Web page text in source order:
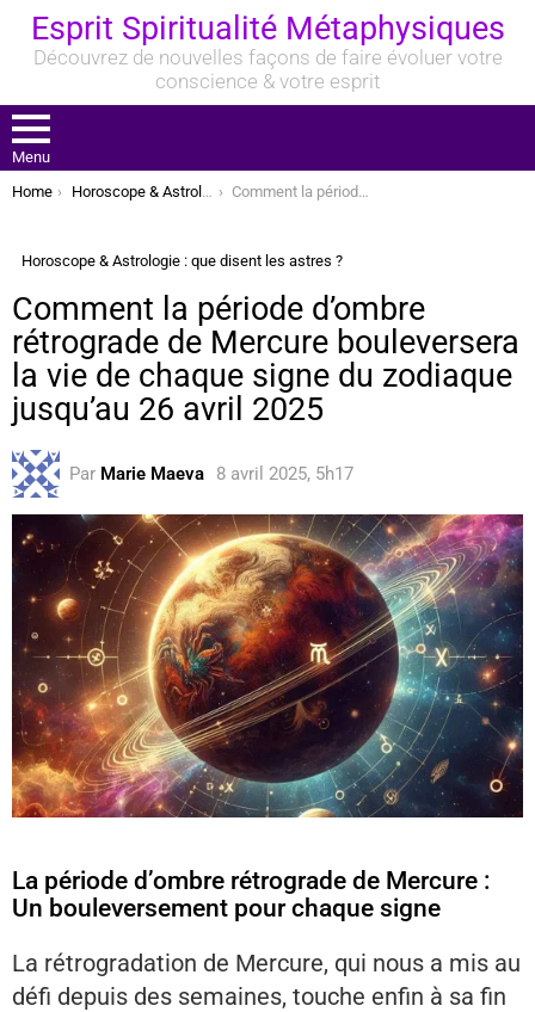
Esprit Spiritualité Métaphysiques
Découvrez de nouvelles façons de faire évoluer votre
conscience & votre esprit
Menu
You are here:
Home Horoscope & Astrologie : que disent les astres ? Comment la période d’ombre rétrograde de Mercure bouleversera la vie de chaque signe du zodiaque jusqu’au 26 avril 2025
Horoscope & Astrologie : que disent les astres ?
Comment la période d’ombre
rétrograde de Mercure bouleversera
la vie de chaque signe du zodiaque
jusqu’au 26 avril 2025
Par Marie Maeva 8 avril 2025, 5h17
La période d’ombre rétrograde de Mercure :
Un bouleversement pour chaque signe
La rétrogradation de Mercure, qui nous a mis au
défi depuis des semaines, touche enfin à sa fin